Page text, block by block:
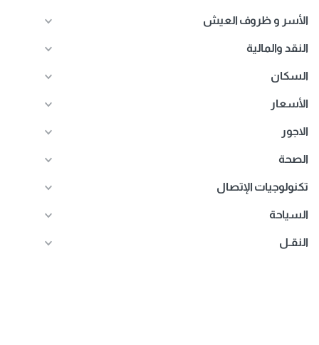
الأسر و ظروف العيش
النقد والمالية
السكان
الأسعار
الاجور
الصحة
تكنولوجيات الإتصال
السياحة
النقـل